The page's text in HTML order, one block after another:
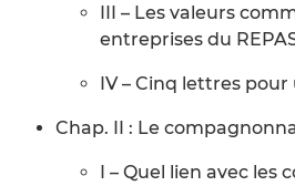
III – Les valeurs
entreprises du
IV – Cinq lettres pour
Chap. II : Le
I – Quel lien avec les